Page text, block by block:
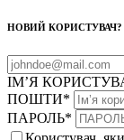
НОВИЙ КОРИСТУВАЧ?
ІМ’Я
ПОШТИ*
ПАРОЛЬ*